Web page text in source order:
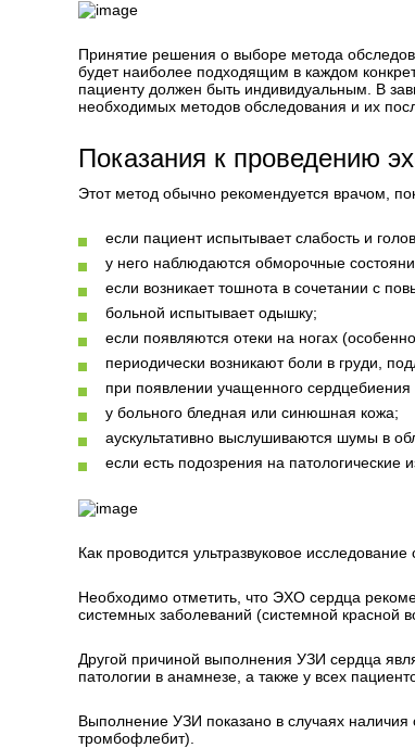
Принятие решения о выборе метода
будет наиболее подходящим в каждом
пациенту должен быть индивидуальным. В
необходимых методов обследования и их
Показания к проведению
Этот метод обычно рекомендуется врачом,
если пациент испытывает слабость и
у него наблюдаются обморочные
если возникает тошнота в сочетании с
больной испытывает одышку;
если появляются отеки на ногах
периодически возникают боли в груди,
при появлении учащенного
у больного бледная или синюшная кожа;
аускультативно выслушиваются шумы в
если есть подозрения на
Как проводится ультразвуковое исследование
Необходимо отметить, что ЭХО сердца
системных заболеваний (системной красной
Другой причиной выполнения УЗИ сердца
патологии в анамнезе, а также у всех
Выполнение УЗИ показано в случаях наличия
тромбофлебит).